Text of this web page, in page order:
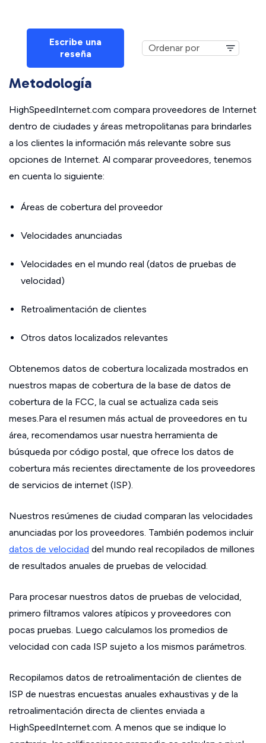
Escribe una
reseña
Metodología
HighSpeedInternet.com compara proveedores de Internet
dentro de ciudades y áreas metropolitanas para brindarles
a los clientes la información más relevante sobre sus
opciones de Internet. Al comparar proveedores, tenemos
en cuenta lo siguiente:
Áreas de cobertura del proveedor
Velocidades anunciadas
Velocidades en el mundo real (datos de pruebas de
velocidad)
Retroalimentación de clientes
Otros datos localizados relevantes
Obtenemos datos de cobertura localizada mostrados en
nuestros mapas de cobertura de la base de datos de
cobertura de la FCC, la cual se actualiza cada seis
meses.Para el resumen más actual de proveedores en tu
área, recomendamos usar nuestra herramienta de
búsqueda por código postal, que ofrece los datos de
cobertura más recientes directamente de los proveedores
de servicios de internet (ISP).
Nuestros resúmenes de ciudad comparan las velocidades
anunciadas por los proveedores. También podemos incluir
datos de velocidad del mundo real recopilados de millones
de resultados anuales de pruebas de velocidad.
Para procesar nuestros datos de pruebas de velocidad,
primero filtramos valores atípicos y proveedores con
pocas pruebas. Luego calculamos los promedios de
velocidad con cada ISP sujeto a los mismos parámetros.
Recopilamos datos de retroalimentación de clientes de
ISP de nuestras encuestas anuales exhaustivas y de la
retroalimentación directa de clientes enviada a
HighSpeedInternet.com. A menos que se indique lo